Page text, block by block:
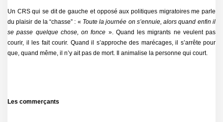
Un CRS qui se dit de gauche et opposé aux politiques migratoires me parle
du plaisir de la “chasse” : « Toute la journée on s’ennuie, alors quand enfin il
se passe quelque chose, on fonce ». Quand les migrants ne veulent pas
courir, il les fait courir. Quand il s’approche des marécages, il s’arrête pour
que, quand même, il n’y ait pas de mort. Il animalise la personne qui court.
Les commerçants